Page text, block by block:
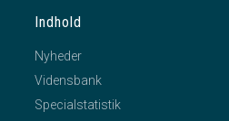
Indhold
Nyheder
Vidensbank
Specialstatistik